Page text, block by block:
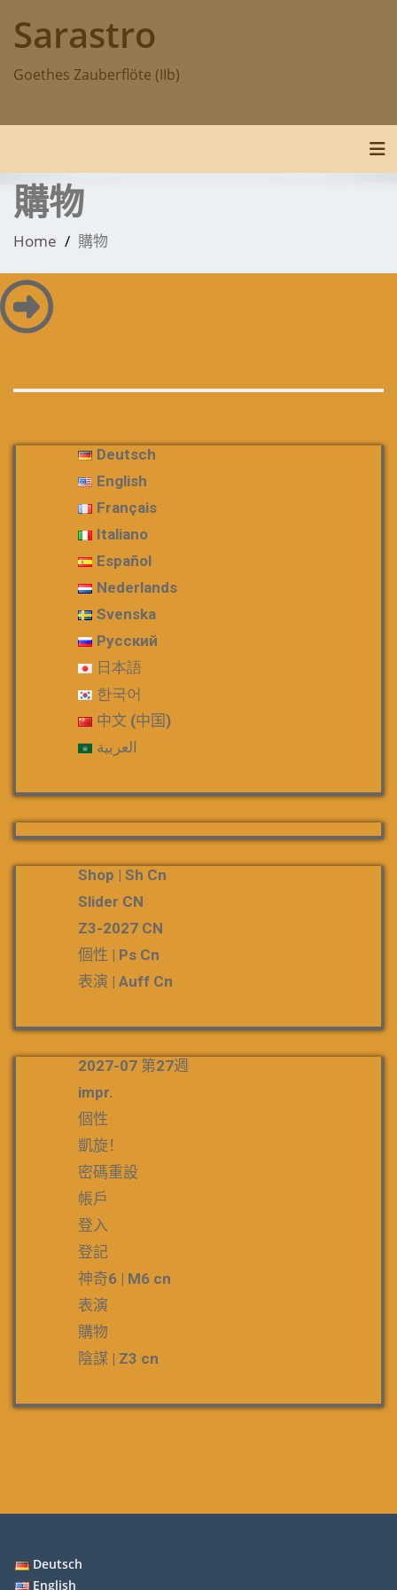
content
Sarastro
Goethes Zauberflöte (IIb)
購物
Home 購物
Deutsch
English
Français
Italiano
Español
Nederlands
Svenska
Русский
日本語
한국어
中文 (中国)
العربية
Shop | Sh Cn
Slider CN
Z3-2027 CN
個性 | Ps Cn
表演 | Auff Cn
2027-07 第27週
impr.
個性
凱旋！
密碼重設
帳戶
登入
登記
神奇6 | M6 cn
表演
購物
陰謀 | Z3 cn
Deutsch
English